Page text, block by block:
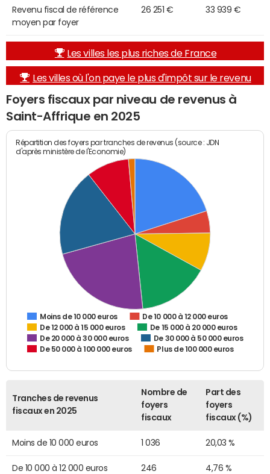
Revenu fiscal de référence
moyen par foyer
26 251 € 33 939 €
Les villes les plus riches de France
Les villes où l'on paye le plus d'impôt sur le revenu
Foyers fiscaux par niveau de revenus à
Saint-Affrique en 2025
Répartition des foyers par tranches de revenus (source : JDN
d'après ministère de l'Economie)
Moins de 10 000 euros
De 10 000 à 12 000 euros
De 12 000 à 15 000 euros
De 15 000 à 20 000 euros
De 20 000 à 30 000 euros
De 30 000 à 50 000 euros
De 50 000 à 100 000 euros
Plus de 100 000 euros
Tranches de revenus
fiscaux en 2025
Nombre de
foyers
fiscaux
Part des
foyers
fiscaux (%)
Moins de 10 000 euros 1 036 20,03 %
De 10 000 à 12 000 euros 246 4,76 %